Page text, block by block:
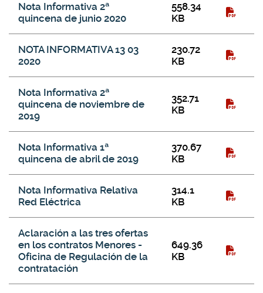
Nota Informativa 2ª
quincena de junio 2020
558.34
KB
NOTA INFORMATIVA 13 03
2020
230.72
KB
Nota Informativa 2ª
quincena de noviembre de
2019
352.71
KB
Nota Informativa 1ª
quincena de abril de 2019
370.67
KB
Nota Informativa Relativa
Red Eléctrica
314.1
KB
Aclaración a las tres ofertas
en los contratos Menores -
Oficina de Regulación de la
contratación
649.36
KB